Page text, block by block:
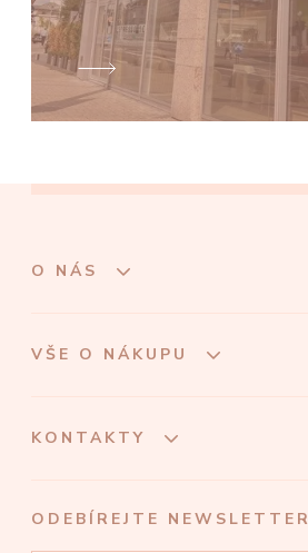
O NÁS
VŠE O NÁKUPU
KONTAKTY
ODEBÍREJTE NEWSLETTER